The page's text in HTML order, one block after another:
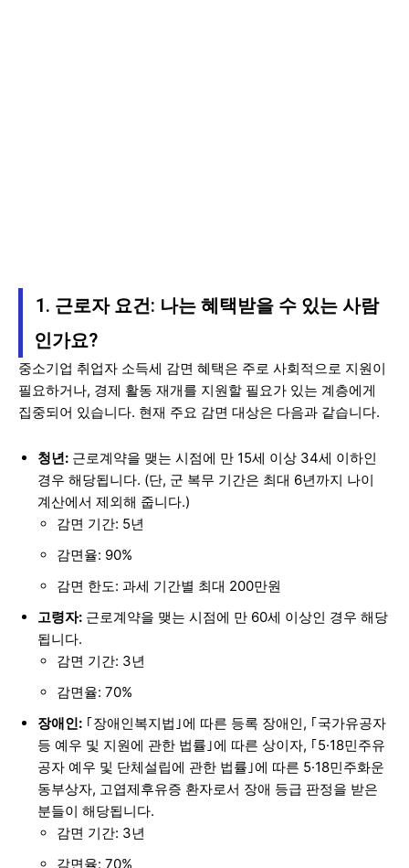
1. 근로자 요건: 나는 혜택받을 수 있는 사람
인가요?
중소기업 취업자 소득세 감면 혜택은 주로 사회적으로 지원이
필요하거나, 경제 활동 재개를 지원할 필요가 있는 계층에게
집중되어 있습니다. 현재 주요 감면 대상은 다음과 같습니다.
청년: 근로계약을 맺는 시점에 만 15세 이상 34세 이하인
경우 해당됩니다. (단, 군 복무 기간은 최대 6년까지 나이
계산에서 제외해 줍니다.)
감면 기간: 5년
감면율: 90%
감면 한도: 과세 기간별 최대 200만원
고령자: 근로계약을 맺는 시점에 만 60세 이상인 경우 해당
됩니다.
감면 기간: 3년
감면율: 70%
장애인: ｢장애인복지법｣에 따른 등록 장애인, ｢국가유공자
등 예우 및 지원에 관한 법률｣에 따른 상이자, ｢5·18민주유
공자 예우 및 단체설립에 관한 법률｣에 따른 5·18민주화운
동부상자, 고엽제후유증 환자로서 장애 등급 판정을 받은
분들이 해당됩니다.
감면 기간: 3년
감면율: 70%